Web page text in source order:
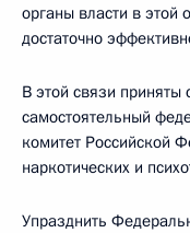
органы власти в этой
достаточно
В этой связи
самостоятельный
комитет Российской
наркотических и
Упразднить